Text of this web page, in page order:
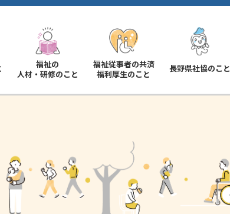
福祉の
人材・研修のこと
福祉従事者の共済
福利厚生のこと
長野県社協のこと